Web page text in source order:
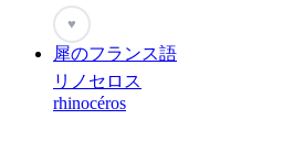
♥
犀のフランス語
リノセロス
rhinocéros